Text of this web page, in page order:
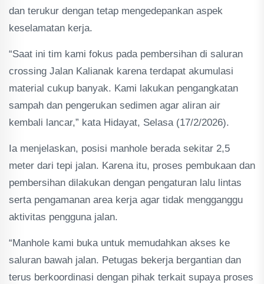
dan terukur dengan tetap mengedepankan aspek
keselamatan kerja.
“Saat ini tim kami fokus pada pembersihan di saluran
crossing Jalan Kalianak karena terdapat akumulasi
material cukup banyak. Kami lakukan pengangkatan
sampah dan pengerukan sedimen agar aliran air
kembali lancar,” kata Hidayat, Selasa (17/2/2026).
Ia menjelaskan, posisi manhole berada sekitar 2,5
meter dari tepi jalan. Karena itu, proses pembukaan dan
pembersihan dilakukan dengan pengaturan lalu lintas
serta pengamanan area kerja agar tidak mengganggu
aktivitas pengguna jalan.
“Manhole kami buka untuk memudahkan akses ke
saluran bawah jalan. Petugas bekerja bergantian dan
terus berkoordinasi dengan pihak terkait supaya proses